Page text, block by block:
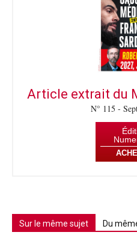
Article extrait du
N° 115 -
Sur le même sujet Du